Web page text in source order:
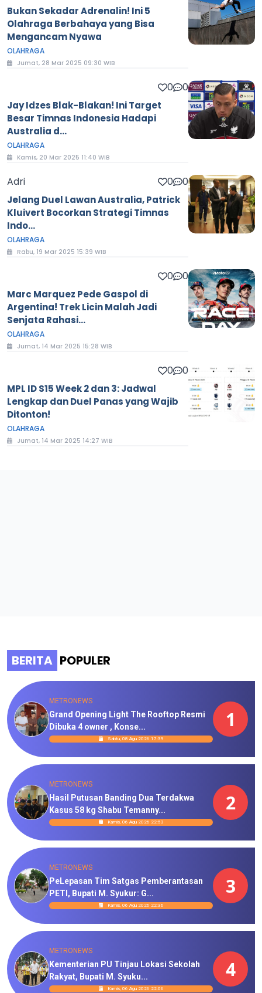
Bukan Sekadar Adrenalin! Ini 5
Olahraga Berbahaya yang Bisa
Mengancam Nyawa
OLAHRAGA
Jumat, 28 Mar 2025 09:30 WIB
0 0
Jay Idzes Blak-Blakan! Ini Target
Besar Timnas Indonesia Hadapi
Australia d...
OLAHRAGA
Kamis, 20 Mar 2025 11:40 WIB
Adri 0 0
Jelang Duel Lawan Australia, Patrick
Kluivert Bocorkan Strategi Timnas
Indo...
OLAHRAGA
Rabu, 19 Mar 2025 15:39 WIB
0 0
Marc Marquez Pede Gaspol di
Argentina! Trek Licin Malah Jadi
Senjata Rahasi...
OLAHRAGA
Jumat, 14 Mar 2025 15:28 WIB
0 0
MPL ID S15 Week 2 dan 3: Jadwal
Lengkap dan Duel Panas yang Wajib
Ditonton!
OLAHRAGA
Jumat, 14 Mar 2025 14:27 WIB
BERITA POPULER
METRONEWS
Grand Opening Light The Rooftop Resmi
Dibuka 4 owner , Konse...
Sabtu, 08 Agu 2026 17:39
1
METRONEWS
Hasil Putusan Banding Dua Terdakwa
Kasus 58 kg Shabu Temanny...
Kamis, 06 Agu 2026 22:53
2
METRONEWS
PeLepasan Tim Satgas Pemberantasan
PETI, Bupati M. Syukur: G...
Kamis, 06 Agu 2026 22:36
3
METRONEWS
Kementerian PU Tinjau Lokasi Sekolah
Rakyat, Bupati M. Syuku...
Kamis, 06 Agu 2026 22:06
4